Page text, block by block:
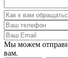
Мы можем
вам.